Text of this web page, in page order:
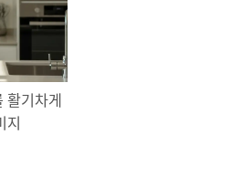
활기차게
지